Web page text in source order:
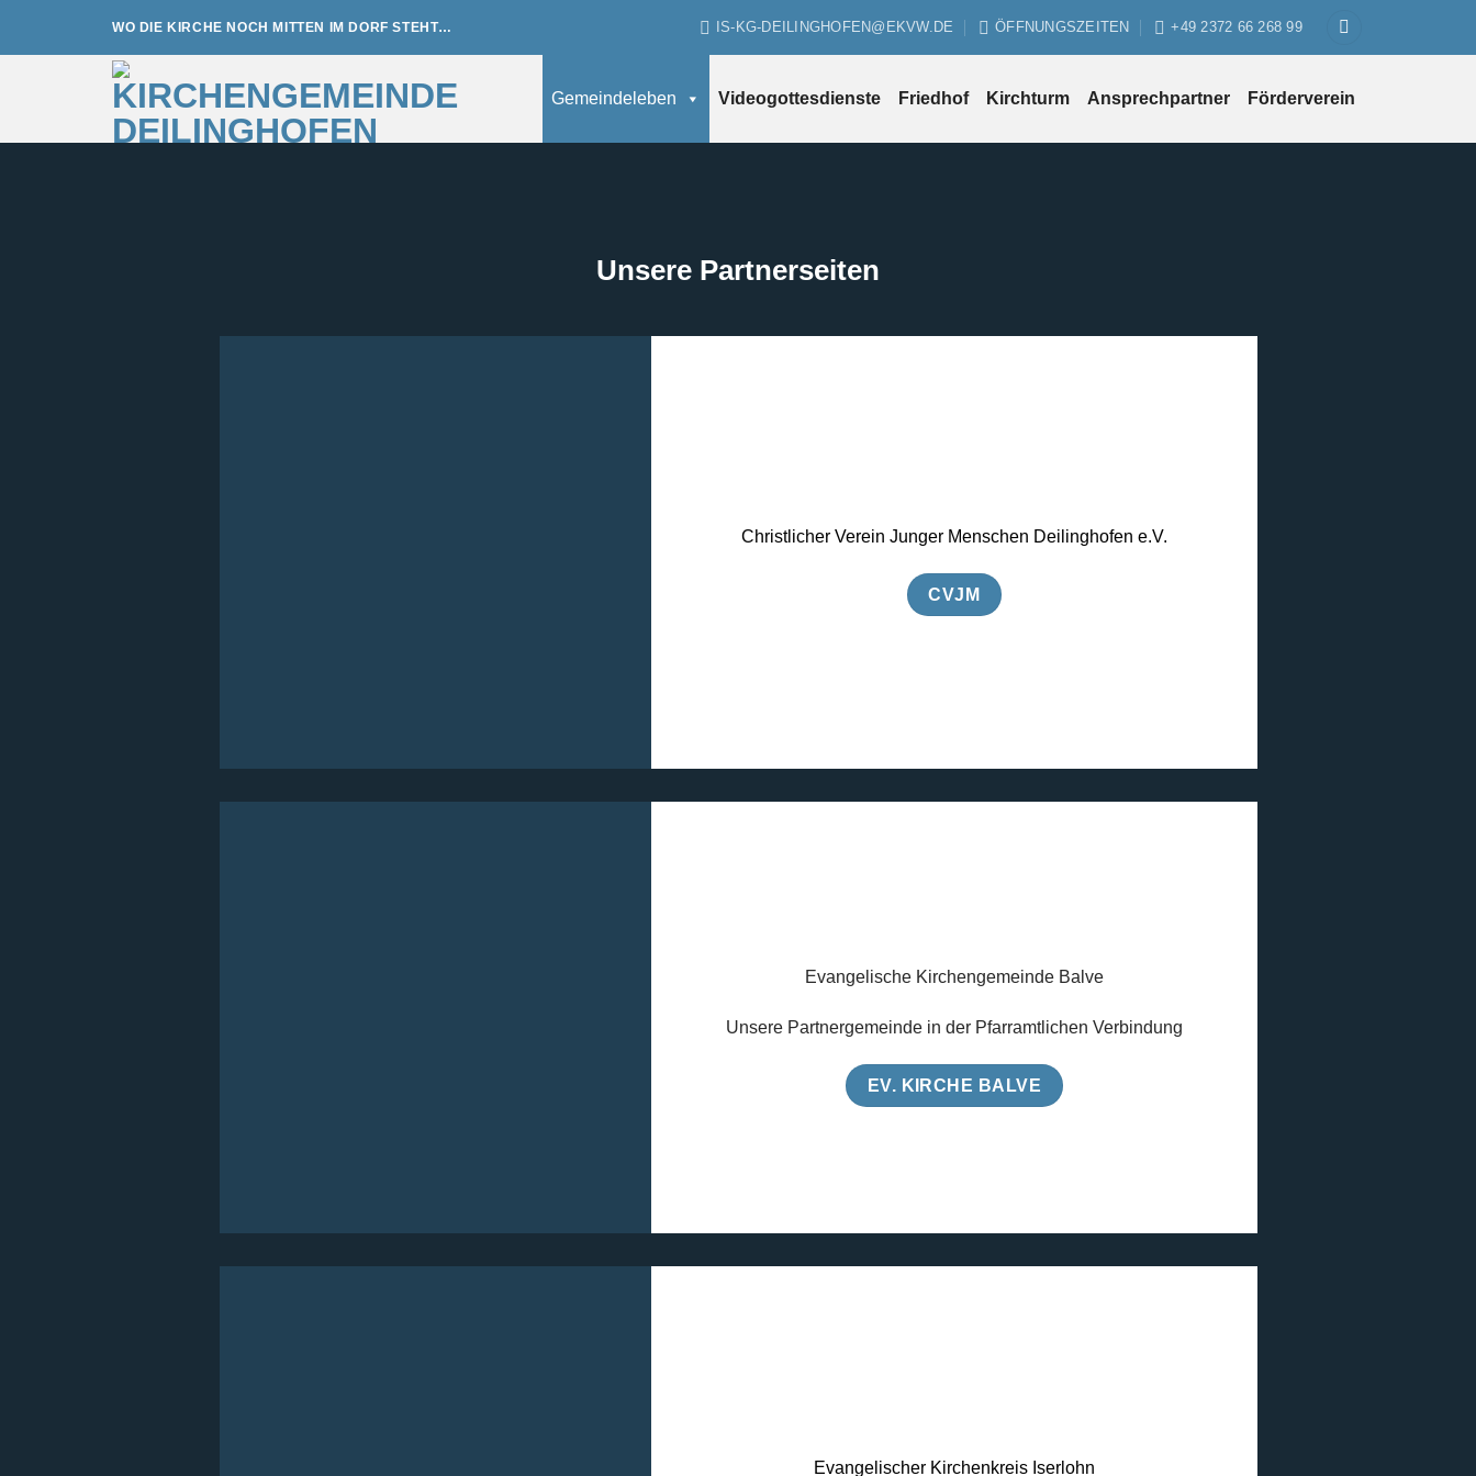
WO DIE KIRCHE NOCH MITTEN IM DORF STEHT… IS-KG-DEILINGHOFEN@EKVW.DE ÖFFNUNGSZEITEN +49 2372 66 268 99
Gemeindeleben Videogottesdienste Friedhof Kirchturm Ansprechpartner Förderverein
Unsere Partnerseiten
Christlicher Verein Junger Menschen Deilinghofen e.V.
CVJM
Evangelische Kirchengemeinde Balve
Unsere Partnergemeinde in der Pfarramtlichen Verbindung
EV. KIRCHE BALVE
Evangelischer Kirchenkreis Iserlohn